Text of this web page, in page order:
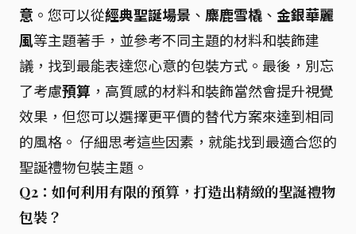
意 。您可以從經典聖誕場景 、 麋鹿雪橇 、 金銀華麗
風等主題著手，並參考不同主題的材料和裝飾建
議，找到最能表達您心意的包裝方式。最後，別忘
了考慮預算 ，高質感的材料和裝飾當然會提升視覺
效果，但您可以選擇更平價的替代方案來達到相同
的風格。 仔細思考這些因素，就能找到最適合您的
聖誕禮物包裝主題。
Q2：如何利用有限的預算，打造出精緻的聖誕禮物
包裝？